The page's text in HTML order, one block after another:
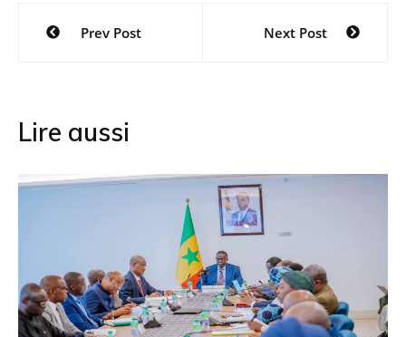
Navigation
Prev Post Next Post
Lire aussi